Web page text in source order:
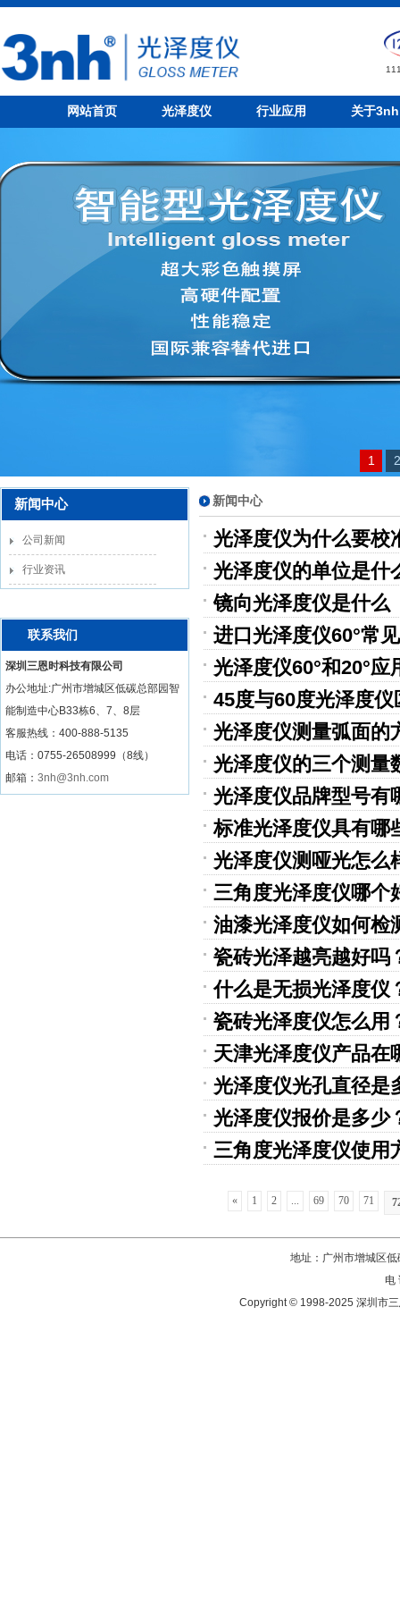
网站首页 光泽度仪 行业应用 关于3nh
1 2
新闻中心
公司新闻
行业资讯
联系我们
深圳三恩时科技有限公司
办公地址:广州市增城区低碳总部园智
能制造中心B33栋6、7、8层
客服热线： 400-888-5135
电话：0755-26508999（8线）
邮箱： 3nh@3nh.com
新闻中心
光泽度仪为什么要校
光泽度仪的单位是什
镜向光泽度仪是什么
进口光泽度仪60°常
光泽度仪60°和20°应
45度与60度光泽度
光泽度仪测量弧面的
光泽度仪的三个测量
光泽度仪品牌型号有
标准光泽度仪具有哪
光泽度仪测哑光怎么
三角度光泽度仪哪个
油漆光泽度仪如何检
瓷砖光泽越亮越好吗
什么是无损光泽度仪
瓷砖光泽度仪怎么用
天津光泽度仪产品在
光泽度仪光孔直径是
光泽度仪报价是多少
三角度光泽度仪使用
« 1 2 ... 69 70 71
地址：广州市增城区
电
Copyright © 1998-2025 深圳市